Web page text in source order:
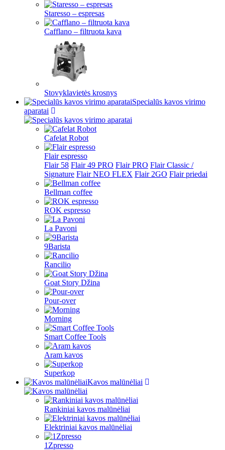
Staresso – espresas
Cafflano – filtruota kava
Stovyklavietės krosnys
Specialūs kavos virimo
aparatai
Cafelat Robot
Flair espresso
Flair 58 Flair 49 PRO Flair PRO Flair Classic /
Signature Flair NEO FLEX Flair 2GO Flair priedai
Bellman coffee
ROK espresso
La Pavoni
9Barista
Rancilio
Goat Story Džina
Pour-over
Morning
Smart Coffee Tools
Aram kavos
Superkop
Kavos malūnėliai
Rankiniai kavos malūnėliai
Elektriniai kavos malūnėliai
1Zpresso